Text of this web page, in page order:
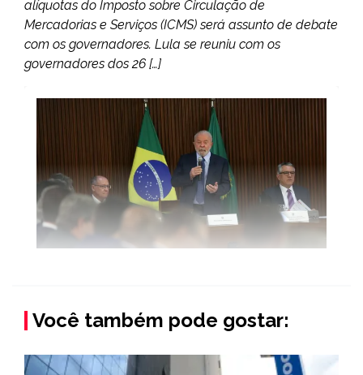
alíquotas do Imposto sobre Circulação de
Mercadorias e Serviços (ICMS) será assunto de debate
com os governadores. Lula se reuniu com os
governadores dos 26 […]
Você também pode gostar: